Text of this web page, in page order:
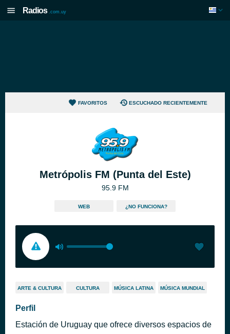
Radios .com.uy
FAVORITOS ESCUCHADO RECIENTEMENTE
Metrópolis FM (Punta del Este)
95.9 FM
WEB ¿NO FUNCIONA?
ARTE & CULTURA CULTURA MÚSICA LATINA MÚSICA MUNDIAL
Perfil
Estación de Uruguay que ofrece diversos espacios de